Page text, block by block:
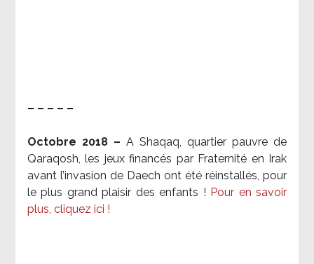
– – – – –
Octobre 2018 – A Shaqaq, quartier pauvre de
Qaraqosh, les jeux financés par Fraternité en Irak​
avant l’invasion de Daech ont été réinstallés, pour
le plus grand plaisir des enfants ! Pour en savoir
plus, cliquez ici !